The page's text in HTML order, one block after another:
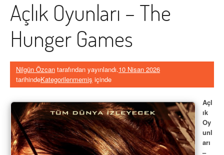
Açlık Oyunları – The
Hunger Games
Nilgün Özcan tarafından yayınlandı.10 Nisan 2026
tarihindeKategorilenmemiş içinde
Açl
ık
Oy
unl
arı
–